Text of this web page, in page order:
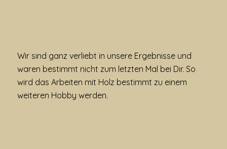
Wir sind ganz verliebt in unsere Ergebnisse und
waren bestimmt nicht zum letzten Mal bei Dir. So
wird das Arbeiten mit Holz bestimmt zu einem
weiteren Hobby werden.